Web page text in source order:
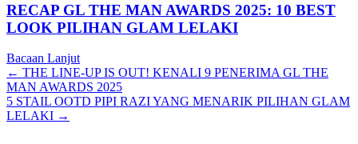
RECAP GL THE MAN AWARDS 2025: 10 BEST
LOOK PILIHAN GLAM LELAKI
Bacaan Lanjut
Posts
navigation
← THE LINE-UP IS OUT! KENALI 9 PENERIMA GL THE
MAN AWARDS 2025
5 STAIL OOTD PIPI RAZI YANG MENARIK PILIHAN GLAM
LELAKI →